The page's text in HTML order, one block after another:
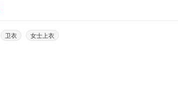
卫衣 女士上衣